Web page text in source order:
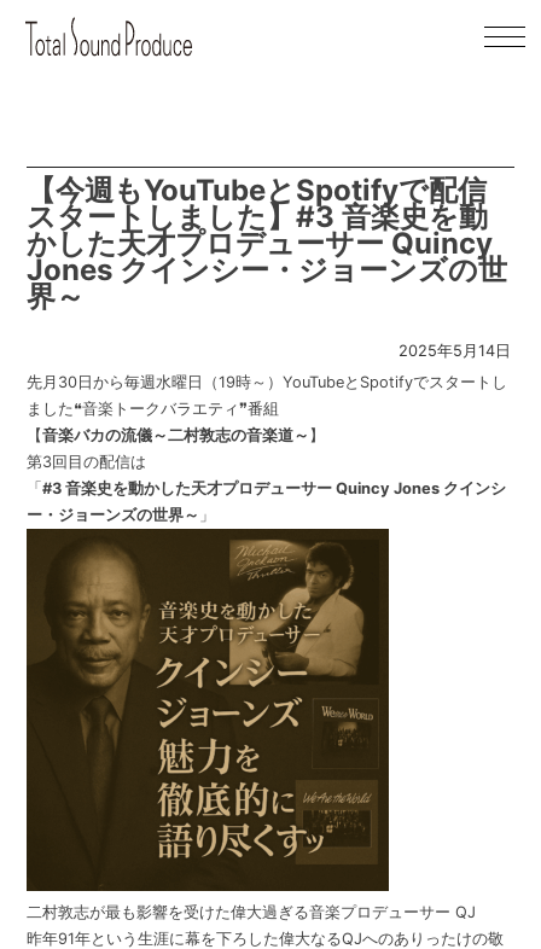
【今週もYouTubeとSpotifyで配信
スタートしました】#3 音楽史を動
かした天才プロデューサー Quincy
Jones クインシー・ジョーンズの世
界～
2025年5月14日
先月30日から毎週水曜日（19時～）YouTubeとSpotifyでスタートし
ました❝音楽トークバラエティ❞番組
【音楽バカの流儀～二村敦志の音楽道～ 】
第3回目の配信は
「#3 音楽史を動かした天才プロデューサー Quincy Jones クインシ
ー・ジョーンズの世界～ 」
二村敦志が最も影響を受けた偉大過ぎる音楽プロデューサー QJ
昨年91年という生涯に幕を下ろした偉大なるQJへのありったけの敬